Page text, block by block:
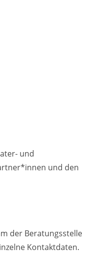
und
und den
der Beratungsstelle
Kontaktdaten.